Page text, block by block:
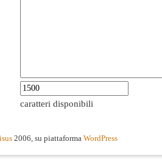
caratteri disponibili
2006, su piattaforma WordPress